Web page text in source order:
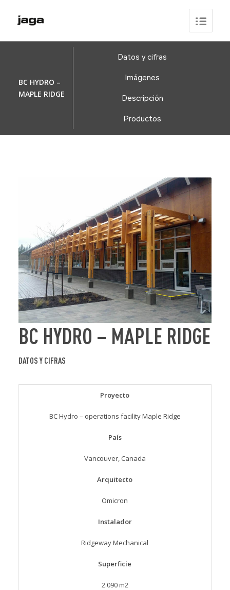
BC HYDRO –
MAPLE RIDGE
Datos y cifras
Imágenes
Descripción
Productos
BC HYDRO – MAPLE RIDGE
DATOS Y CIFRAS
Proyecto
BC Hydro – operations facility Maple Ridge
País
Vancouver, Canada
Arquitecto
Omicron
Instalador
Ridgeway Mechanical
Superficie
2.090 m2